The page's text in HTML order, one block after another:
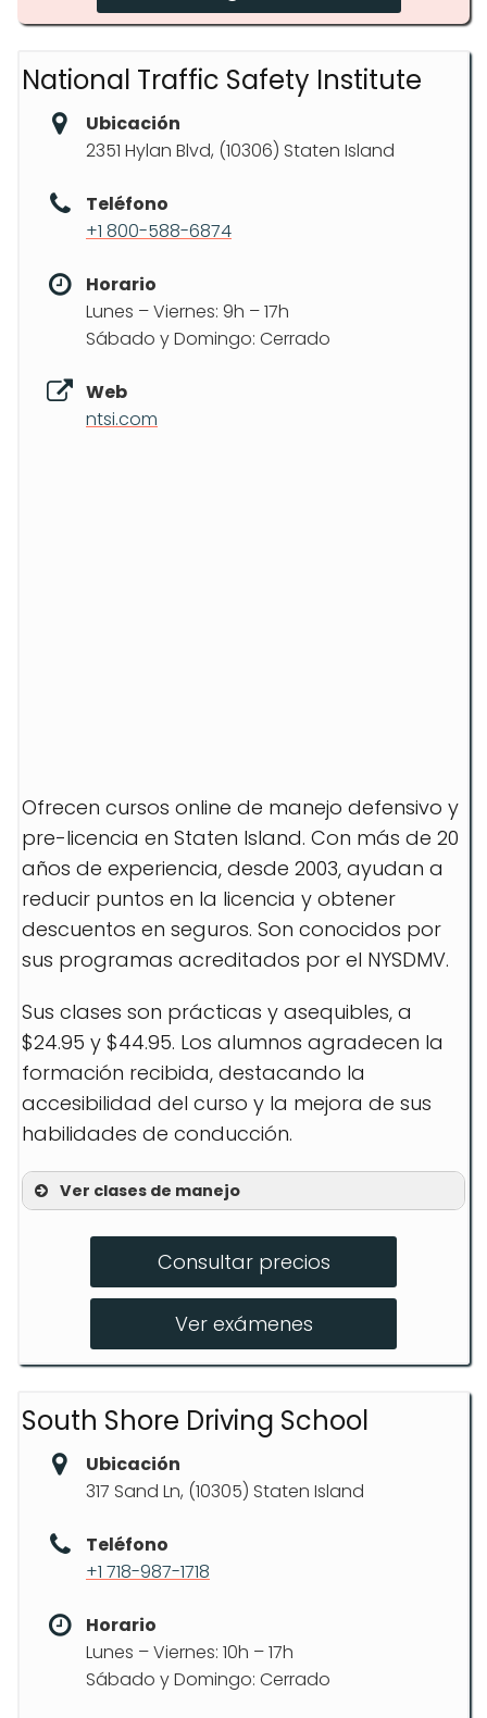
National Traffic Safety Institute
Ubicación
2351 Hylan Blvd, (10306) Staten Island
Teléfono
+1 800-588-6874
Horario
Lunes – Viernes: 9h – 17h
Sábado y Domingo: Cerrado
Web
ntsi.com
Ofrecen cursos online de manejo defensivo y
pre-licencia en Staten Island. Con más de 20
años de experiencia, desde 2003, ayudan a
reducir puntos en la licencia y obtener
descuentos en seguros. Son conocidos por
sus programas acreditados por el NYSDMV.
Sus clases son prácticas y asequibles, a
$24.95 y $44.95. Los alumnos agradecen la
formación recibida, destacando la
accesibilidad del curso y la mejora de sus
habilidades de conducción.
Ver clases de manejo
Curso pre-licencia de 5 horas
Curso para reducción de seguros
Consultar precios
Ver exámenes
South Shore Driving School
Ubicación
317 Sand Ln, (10305) Staten Island
Teléfono
+1 718-987-1718
Horario
Lunes – Viernes: 10h – 17h
Sábado y Domingo: Cerrado